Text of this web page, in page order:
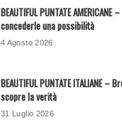
BEAUTIFUL PUNTATE
concederle una possibilità
4 Agosto 2026
BEAUTIFUL PUNTATE ITALIANE
scopre la verità
31 Luglio 2026